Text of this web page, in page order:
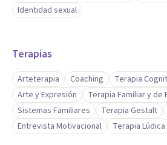
Identidad sexual
Terapias
Arteterapia Coaching
Terapia
Arte y Expresión
Terapia Familiar y de
Sistemas Familiares
Terapia Gestalt
Entrevista Motivacional
Terapia Lúdica